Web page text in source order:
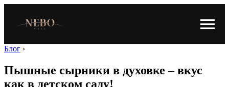
Блог ›
Пышные сырники в духовке – вкус
как в детском саду!